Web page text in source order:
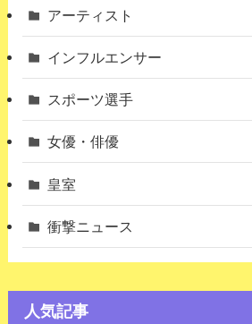
アーティスト
インフルエンサー
スポーツ選手
女優・俳優
皇室
衝撃ニュース
人気記事